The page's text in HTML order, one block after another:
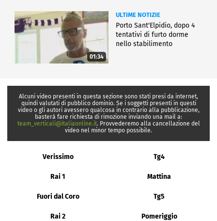
01:34
ULTIME NOTIZIE
Porto Sant'Elpidio, dopo 4
tentativi di furto dorme
nello stabilimento
Alcuni video presenti in questa sezione sono stati presi da internet,
quindi valutati di pubblico dominio. Se i soggetti presenti in questi
video o gli autori avessero qualcosa in contrario alla pubblicazione,
basterà fare richiesta di rimozione inviando una mail a:
team_verticali@italiaonline.it. Provvederemo alla cancellazione del
video nel minor tempo possibile.
Verissimo Tg4
Rai 1 Mattina
Fuori dal Coro Tg5
Rai 2 Pomeriggio